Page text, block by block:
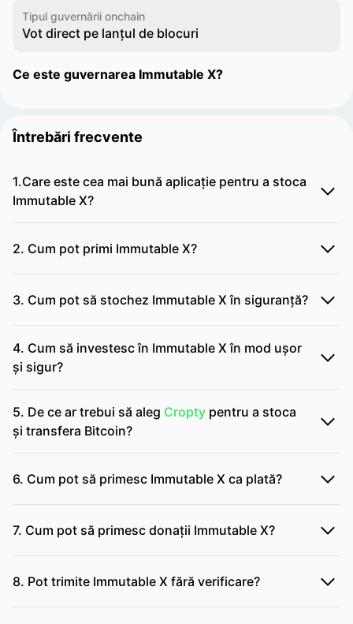
Tipul guvernării onchain
Vot direct pe lanțul de blocuri
Ce este guvernarea Immutable X?
Întrebări frecvente
1.Care este cea mai bună aplicație pentru a stoca
Immutable X?
2. Cum pot primi Immutable X?
3. Cum pot să stochez Immutable X în siguranță?
4. Cum să investesc în Immutable X în mod ușor
și sigur?
5. De ce ar trebui să aleg Cropty pentru a stoca
și transfera Bitcoin?
6. Cum pot să primesc Immutable X ca plată?
7. Cum pot să primesc donații Immutable X?
8. Pot trimite Immutable X fără verificare?